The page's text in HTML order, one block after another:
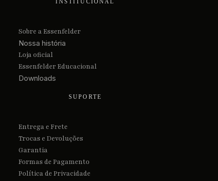
INSTITUCIONAL
Sobre a Essenfelder
Nossa história
Loja oficial
Essenfelder Educacional
Downloads
SUPORTE
Entrega e Frete
Trocas e Devoluções
Garantia
Formas de Pagamento
Política de Privacidade